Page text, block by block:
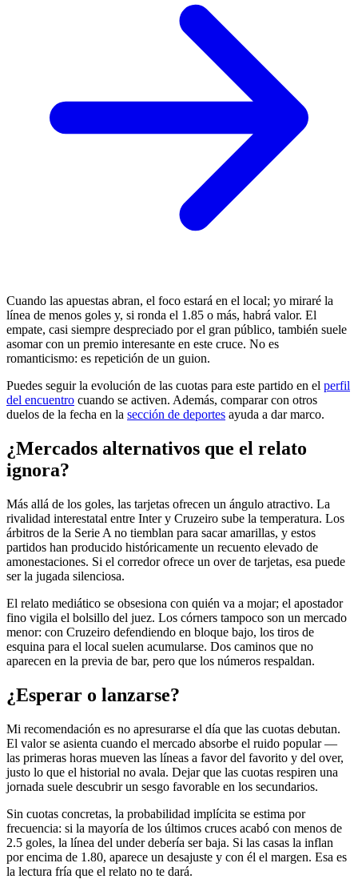
Cuando las apuestas abran, el foco estará en el local; yo miraré la
línea de menos goles y, si ronda el 1.85 o más, habrá valor. El
empate, casi siempre despreciado por el gran público, también suele
asomar con un premio interesante en este cruce. No es
romanticismo: es repetición de un guion.
Puedes seguir la evolución de las cuotas para este partido en el perfil
del encuentro cuando se activen. Además, comparar con otros
duelos de la fecha en la sección de deportes ayuda a dar marco.
¿Mercados alternativos que el relato
ignora?
Más allá de los goles, las tarjetas ofrecen un ángulo atractivo. La
rivalidad interestatal entre Inter y Cruzeiro sube la temperatura. Los
árbitros de la Serie A no tiemblan para sacar amarillas, y estos
partidos han producido históricamente un recuento elevado de
amonestaciones. Si el corredor ofrece un over de tarjetas, esa puede
ser la jugada silenciosa.
El relato mediático se obsesiona con quién va a mojar; el apostador
fino vigila el bolsillo del juez. Los córners tampoco son un mercado
menor: con Cruzeiro defendiendo en bloque bajo, los tiros de
esquina para el local suelen acumularse. Dos caminos que no
aparecen en la previa de bar, pero que los números respaldan.
¿Esperar o lanzarse?
Mi recomendación es no apresurarse el día que las cuotas debutan.
El valor se asienta cuando el mercado absorbe el ruido popular —
las primeras horas mueven las líneas a favor del favorito y del over,
justo lo que el historial no avala. Dejar que las cuotas respiren una
jornada suele descubrir un sesgo favorable en los secundarios.
Sin cuotas concretas, la probabilidad implícita se estima por
frecuencia: si la mayoría de los últimos cruces acabó con menos de
2.5 goles, la línea del under debería ser baja. Si las casas la inflan
por encima de 1.80, aparece un desajuste y con él el margen. Esa es
la lectura fría que el relato no te dará.